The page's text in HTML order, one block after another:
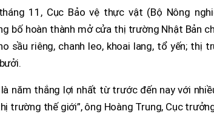
11, Cục Bảo vệ thực vật (Bộ Nông
bố hoàn thành mở cửa thị trường Nhật Bản
sầu riêng, chanh leo, khoai lang, tổ yến; thị
năm thắng lợi nhất từ trước đến nay với
trường thế giới”, ông Hoàng Trung, Cục